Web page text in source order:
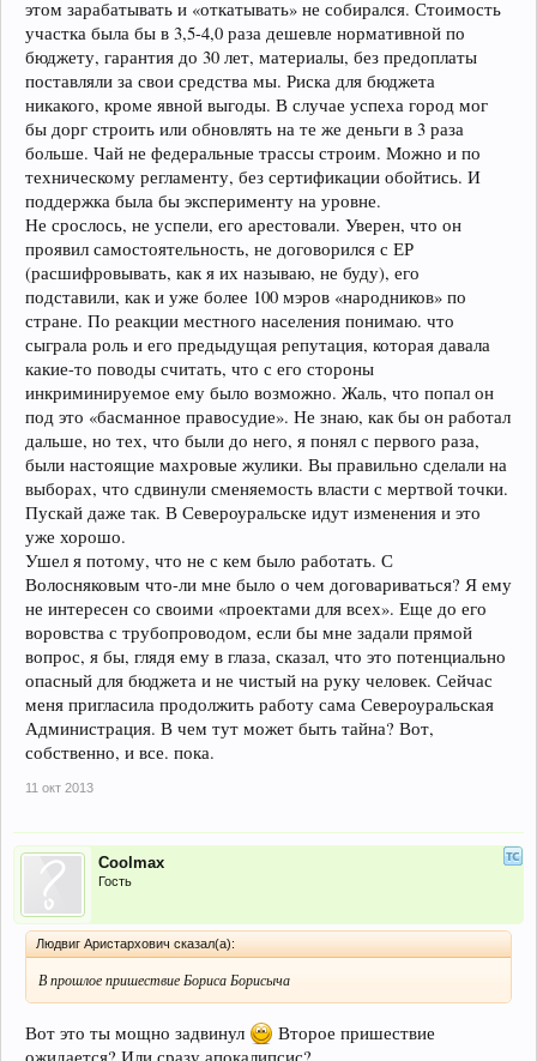
этом зарабатывать и «откатывать» не собирался. Стоимость
участка была бы в 3,5-4,0 раза дешевле нормативной по
бюджету, гарантия до 30 лет, материалы, без предоплаты
поставляли за свои средства мы. Риска для бюджета
никакого, кроме явной выгоды. В случае успеха город мог
бы дорг строить или обновлять на те же деньги в 3 раза
больше. Чай не федеральные трассы строим. Можно и по
техническому регламенту, без сертификации обойтись. И
поддержка была бы эксперименту на уровне.
Не срослось, не успели, его арестовали. Уверен, что он
проявил самостоятельность, не договорился с ЕР
(расшифровывать, как я их называю, не буду), его
подставили, как и уже более 100 мэров «народников» по
стране. По реакции местного населения понимаю. что
сыграла роль и его предыдущая репутация, которая давала
какие-то поводы считать, что с его стороны
инкриминируемое ему было возможно. Жаль, что попал он
под это «басманное правосудие». Не знаю, как бы он работал
дальше, но тех, что были до него, я понял с первого раза,
были настоящие махровые жулики. Вы правильно сделали на
выборах, что сдвинули сменяемость власти с мертвой точки.
Пускай даже так. В Североуральске идут изменения и это
уже хорошо.
Ушел я потому, что не с кем было работать. С
Волосняковым что-ли мне было о чем договариваться? Я ему
не интересен со своими «проектами для всех». Еще до его
воровства с трубопроводом, если бы мне задали прямой
вопрос, я бы, глядя ему в глаза, сказал, что это потенциально
опасный для бюджета и не чистый на руку человек. Сейчас
меня пригласила продолжить работу сама Североуральская
Администрация. В чем тут может быть тайна? Вот,
собственно, и все. пока.
11 окт 2013
Coolmax
Гость
Людвиг Аристархович сказал(а):
В прошлое пришествие Бориса Борисыча
Вот это ты мощно задвинул
Второе пришествие